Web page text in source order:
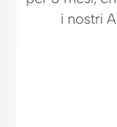
i nostri